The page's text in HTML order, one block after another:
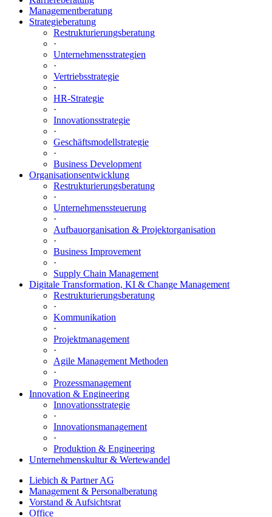
Managementberatung
Strategieberatung
Restrukturierungsberatung
·
Unternehmensstrategien
·
Vertriebsstrategie
·
HR-Strategie
·
Innovationsstrategie
·
Geschäftsmodellstrategie
·
Business Development
Organisationsentwicklung
Restrukturierungsberatung
·
Unternehmenssteuerung
·
Aufbauorganisation & Projektorganisation
·
Business Improvement
·
Supply Chain Management
Digitale Transformation, KI & Change Management
Restrukturierungsberatung
·
Kommunikation
·
Projektmanagement
·
Agile Management Methoden
·
Prozessmanagement
Innovation & Engineering
Innovationsstrategie
·
Innovationsmanagement
·
Produktion & Engineering
Unternehmenskultur & Wertewandel
Liebich & Partner AG
Management & Personalberatung
Vorstand & Aufsichtsrat
Office